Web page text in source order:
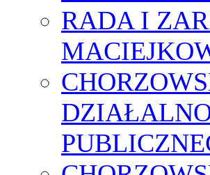
RADA I